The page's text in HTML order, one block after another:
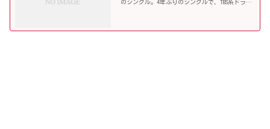
のシングル。4年ぶりのシングルで、TBS系ドラマ